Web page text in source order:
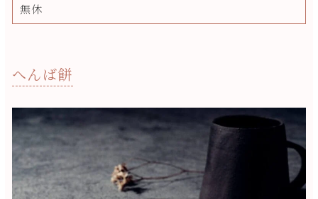
無休
へんば餅